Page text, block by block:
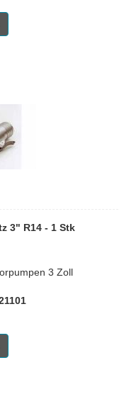
3" R14 - 1 Stk
3 Zoll